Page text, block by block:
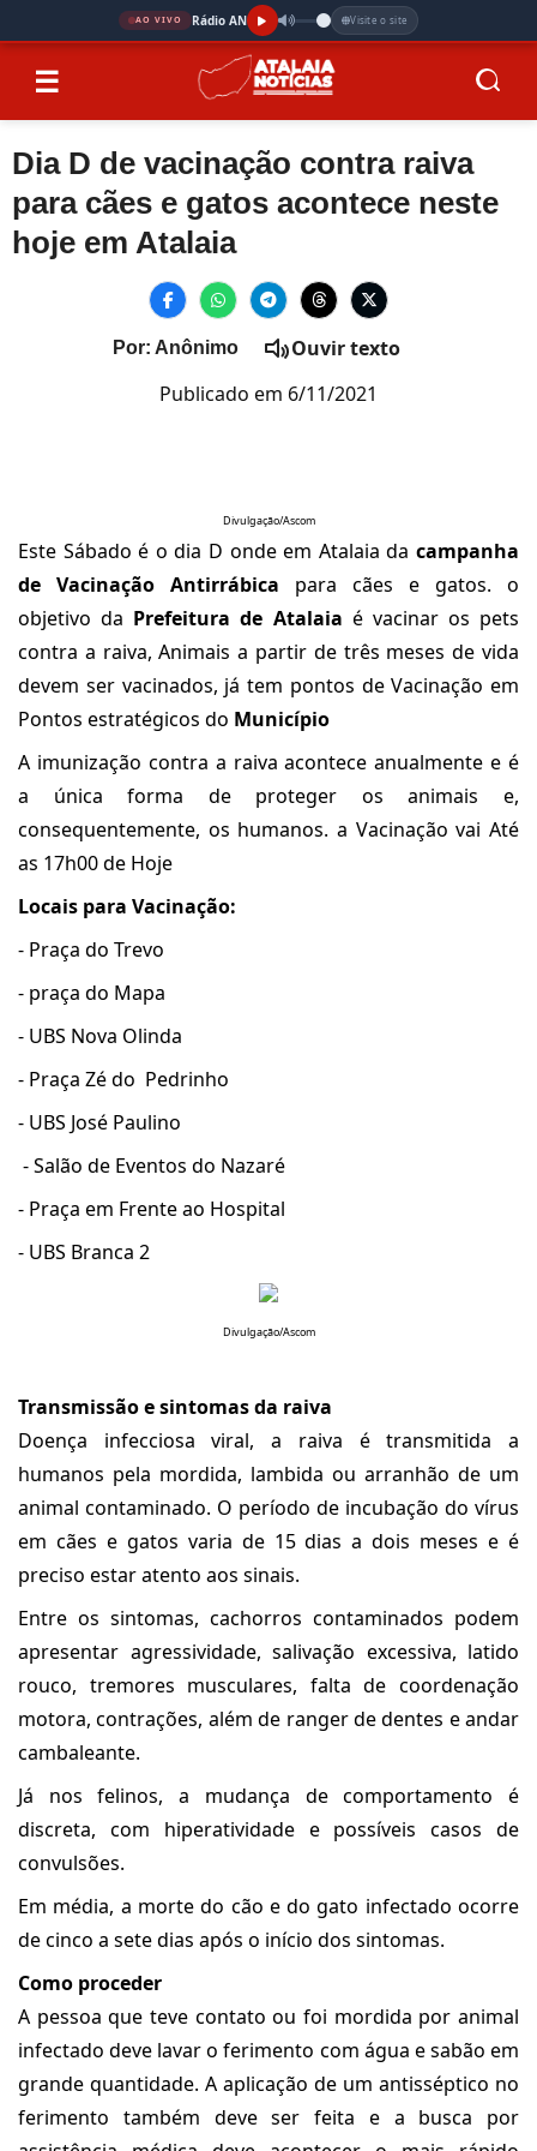
AO VIVO Rádio AN Visite o site
☰
Dia D de vacinação contra raiva
para cães e gatos acontece neste
hoje em Atalaia
Por: Anônimo
Ouvir texto
Publicado em 6/11/2021
Divulgação/Ascom
Este Sábado é o dia D onde em Atalaia da campanha
de Vacinação Antirrábica para cães e gatos. o
objetivo da Prefeitura de Atalaia é vacinar os pets
contra a raiva, Animais a partir de três meses de vida
devem ser vacinados, já tem pontos de Vacinação em
Pontos estratégicos do Município
A imunização contra a raiva acontece anualmente e é
a única forma de proteger os animais e,
consequentemente, os humanos. a Vacinação vai Até
as 17h00 de Hoje
Locais para Vacinação:
- Praça do Trevo
- praça do Mapa
- UBS Nova Olinda
- Praça Zé do Pedrinho
- UBS José Paulino
- Salão de Eventos do Nazaré
- Praça em Frente ao Hospital
- UBS Branca 2
Divulgação/Ascom
Transmissão e sintomas da raiva
Doença infecciosa viral, a raiva é transmitida a
humanos pela mordida, lambida ou arranhão de um
animal contaminado. O período de incubação do vírus
em cães e gatos varia de 15 dias a dois meses e é
preciso estar atento aos sinais.
Entre os sintomas, cachorros contaminados podem
apresentar agressividade, salivação excessiva, latido
rouco, tremores musculares, falta de coordenação
motora, contrações, além de ranger de dentes e andar
cambaleante.
Já nos felinos, a mudança de comportamento é
discreta, com hiperatividade e possíveis casos de
convulsões.
Em média, a morte do cão e do gato infectado ocorre
de cinco a sete dias após o início dos sintomas.
Como proceder
A pessoa que teve contato ou foi mordida por animal
infectado deve lavar o ferimento com água e sabão em
grande quantidade. A aplicação de um antisséptico no
ferimento também deve ser feita e a busca por